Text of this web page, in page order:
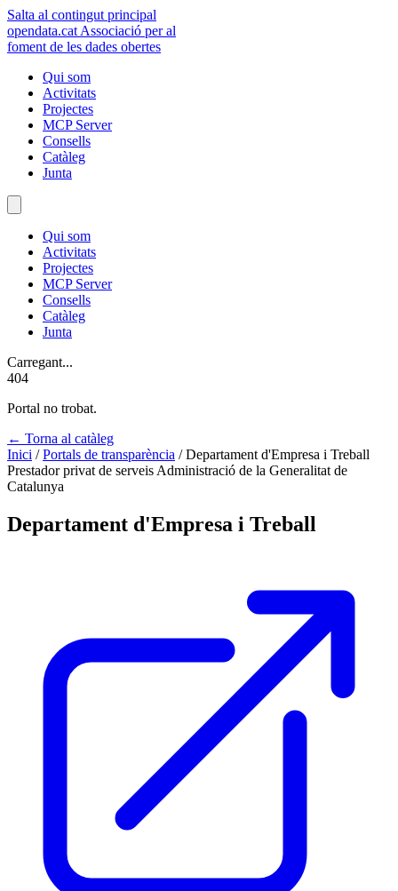
Salta al contingut principal
opendata.cat Associació per al
foment de les dades obertes
Qui som
Activitats
Projectes
MCP Server
Consells
Catàleg
Junta
Qui som
Activitats
Projectes
MCP Server
Consells
Catàleg
Junta
Carregant...
404
Portal no trobat.
← Torna al catàleg
Inici / Portals de transparència / Departament d'Empresa i Treball
Prestador privat de serveis Administració de la Generalitat de
Catalunya
Departament d'Empresa i Treball